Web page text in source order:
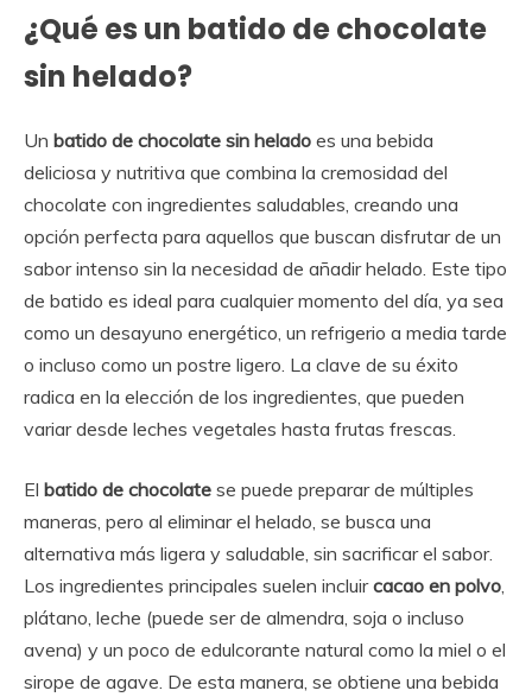
¿Qué es un batido de chocolate
sin helado?
Un batido de chocolate sin helado es una bebida
deliciosa y nutritiva que combina la cremosidad del
chocolate con ingredientes saludables, creando una
opción perfecta para aquellos que buscan disfrutar de un
sabor intenso sin la necesidad de añadir helado. Este tipo
de batido es ideal para cualquier momento del día, ya sea
como un desayuno energético, un refrigerio a media tarde
o incluso como un postre ligero. La clave de su éxito
radica en la elección de los ingredientes, que pueden
variar desde leches vegetales hasta frutas frescas.
El batido de chocolate se puede preparar de múltiples
maneras, pero al eliminar el helado, se busca una
alternativa más ligera y saludable, sin sacrificar el sabor.
Los ingredientes principales suelen incluircacao en polvo
plátano, leche (puede ser de almendra, soja o incluso
avena) y un poco de edulcorante natural como la miel o el
sirope de agave. De esta manera, se obtiene una bebida